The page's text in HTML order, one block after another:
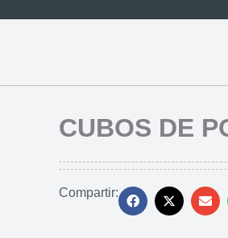
CUBOS DE
Compartir: